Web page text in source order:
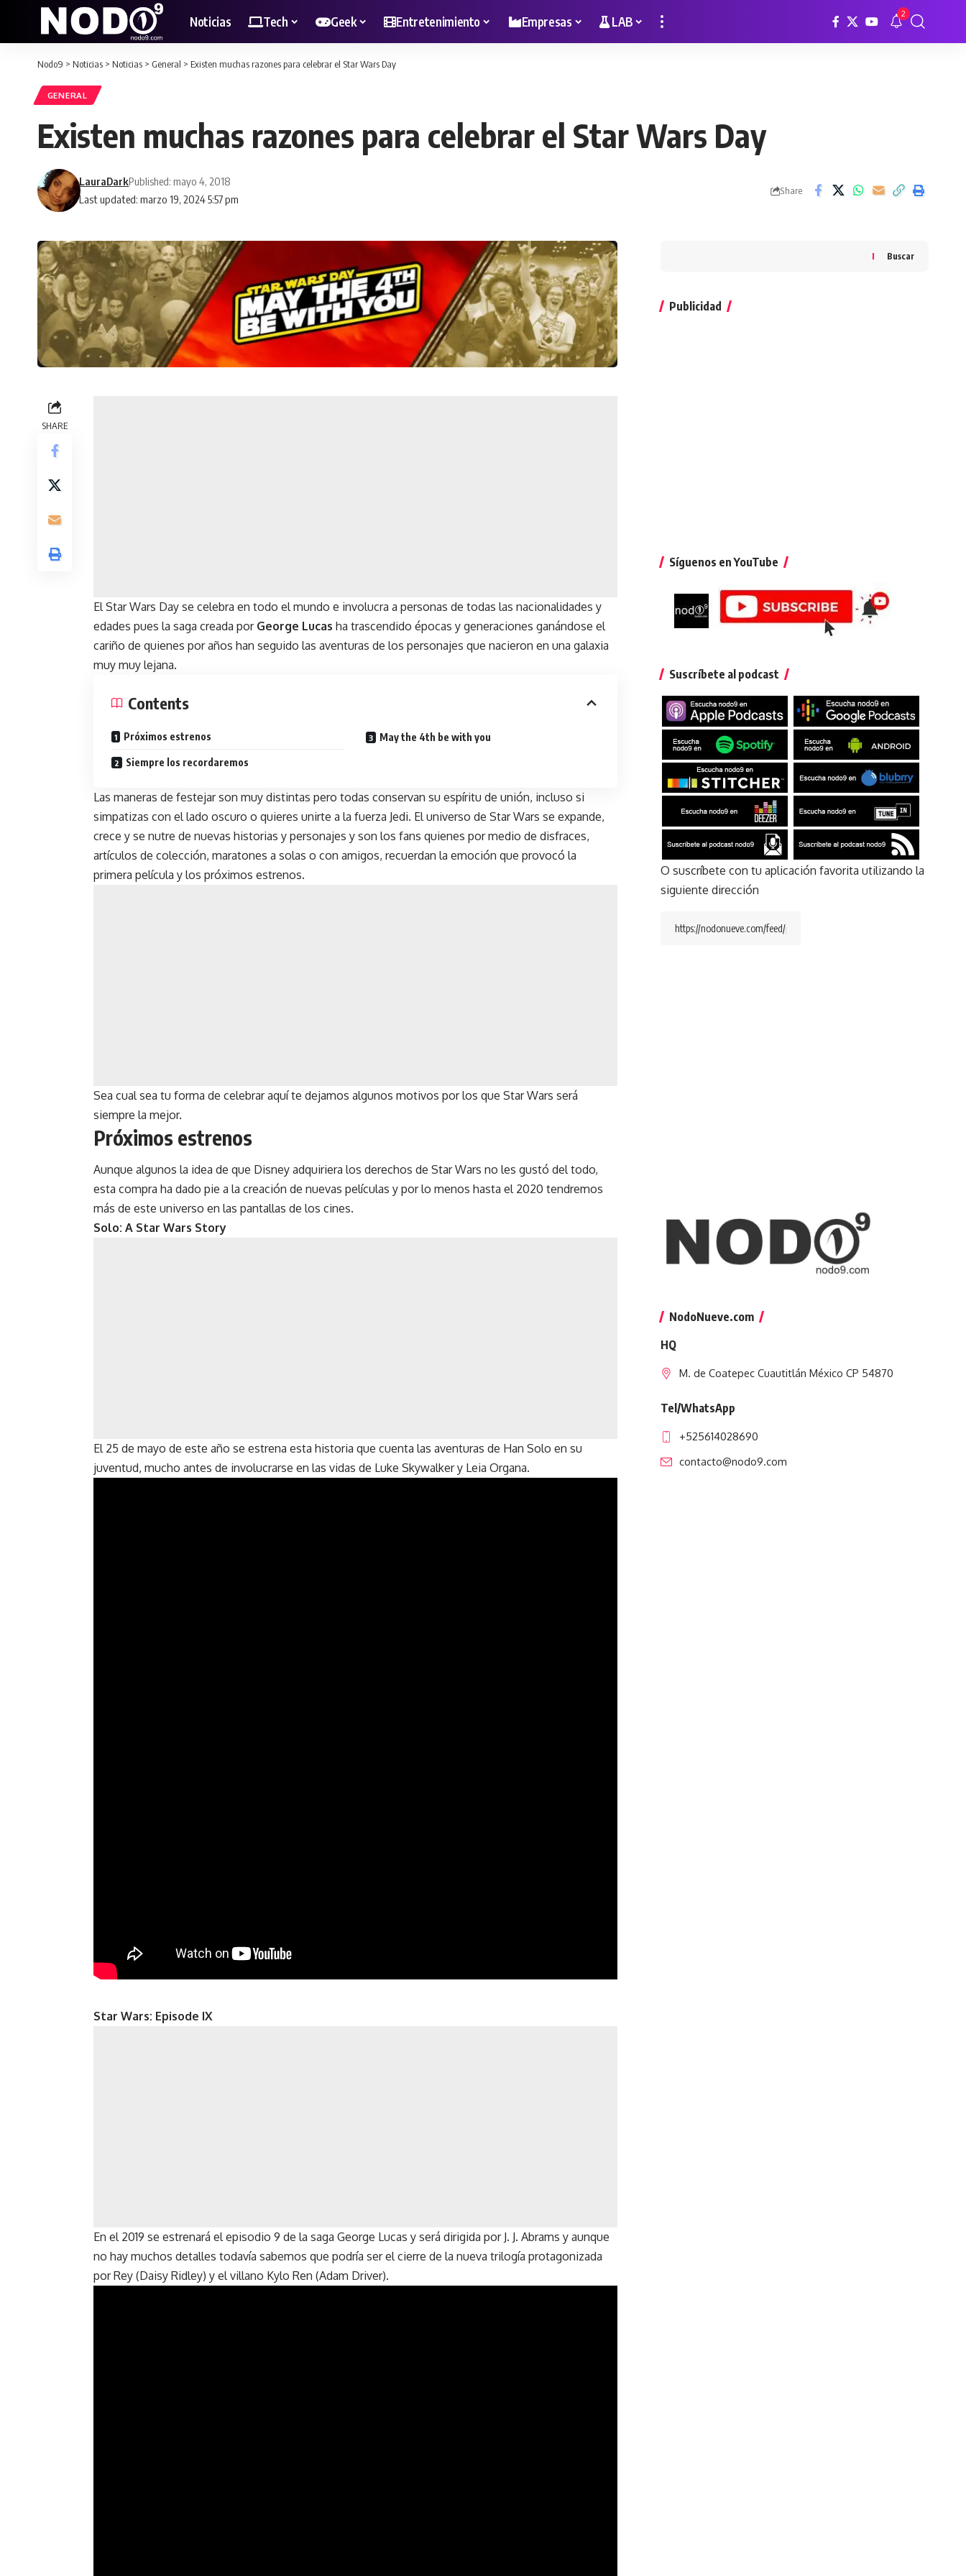
Noticias Tech Geek Entretenimiento Empresas LAB 2
Nodo9 > Noticias > Noticias > General > Existen muchas razones para celebrar el Star Wars Day
GENERAL
Existen muchas razones para celebrar el Star Wars Day
Last updated: marzo 19, 2024 5:57 pm
LauraDarkPublished: mayo 4, 2018
Share
SHARE
El Star Wars Day se celebra en todo el mundo e involucra a personas de todas las nacionalidades y
edades pues la saga creada por George Lucas ha trascendido épocas y generaciones ganándose el
cariño de quienes por años han seguido las aventuras de los personajes que nacieron en una galaxia
muy muy lejana.
Contents
Próximos estrenos
Siempre los recordaremos
May the 4th be with you
Las maneras de festejar son muy distintas pero todas conservan su espíritu de unión, incluso si
simpatizas con el lado oscuro o quieres unirte a la fuerza Jedi. El universo de Star Wars se expande,
crece y se nutre de nuevas historias y personajes y son los fans quienes por medio de disfraces,
artículos de colección, maratones a solas o con amigos, recuerdan la emoción que provocó la
primera película y los próximos estrenos.
Sea cual sea tu forma de celebrar aquí te dejamos algunos motivos por los que Star Wars será
siempre la mejor.
Próximos estrenos
Aunque algunos la idea de que Disney adquiriera los derechos de Star Wars no les gustó del todo,
esta compra ha dado pie a la creación de nuevas películas y por lo menos hasta el 2020 tendremos
más de este universo en las pantallas de los cines.
Solo: A Star Wars Story
El 25 de mayo de este año se estrena esta historia que cuenta las aventuras de Han Solo en su
juventud, mucho antes de involucrarse en las vidas de Luke Skywalker y Leia Organa.
Star Wars: Episode IX
En el 2019 se estrenará el episodio 9 de la saga George Lucas y será dirigida por J. J. Abrams y aunque
no hay muchos detalles todavía sabemos que podría ser el cierre de la nueva trilogía protagonizada
por Rey (Daisy Ridley) y el villano Kylo Ren (Adam Driver).
Buscar
Publicidad
Síguenos en YouTube
Suscríbete al podcast
O suscríbete con tu aplicación favorita utilizando la
siguiente dirección
NodoNueve.com
HQ
M. de Coatepec Cuautitlán México CP 54870
Tel/WhatsApp
+525614028690
contacto@nodo9.com